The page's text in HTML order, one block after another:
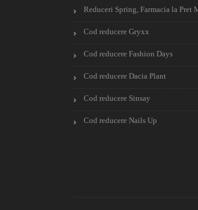
Reduceri Spring, Farmacia la Pret
Cod reducere Gryxx
Cod reducere Fashion Days
Cod reducere Dacia Plant
Cod reducere Sinsay
Cod reducere Nails Up